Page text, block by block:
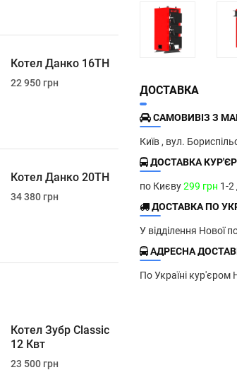
Котел Данко 16ТН
22 950 грн
Котел Данко 20ТН
34 380 грн
Котел Зубр Classic
12 Квт
23 500 грн
ДОСТАВКА
САМОВИВІЗ З
Київ , вул.
ДОСТАВКА
по Києву299 грн 1-2
ДОСТАВКА ПО
У відділення Нової
АДРЕСНА
По Україні кур'єром